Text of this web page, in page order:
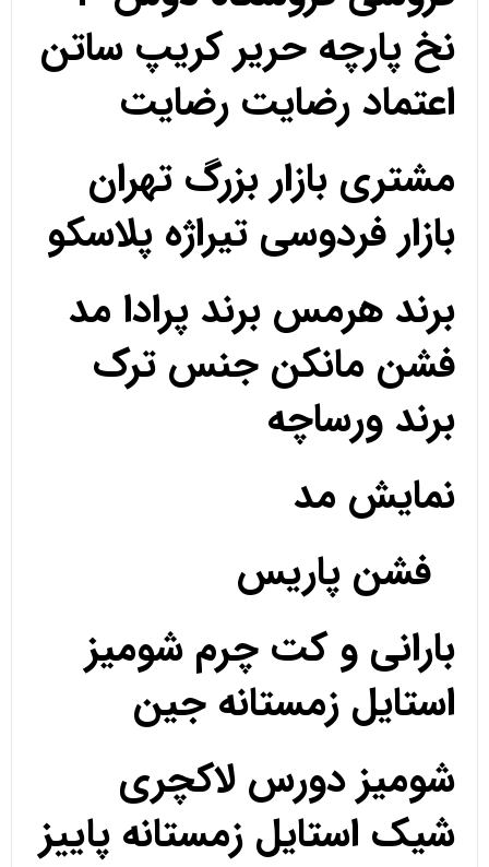
نخ پارچه حریر کریپ ساتن
اعتماد رضایت رضایت
مشتری بازار بزرگ تهران
بازار فردوسی تیراژه پلاسکو
برند هرمس برند پرادا مد
فشن مانکن جنس ترک
برند ورساچه
نمایش مد
فشن پاریس
بارانی و کت چرم شومیز
استایل زمستانه جین
شومیز دورس لاکچری
شیک استایل زمستانه پاییز